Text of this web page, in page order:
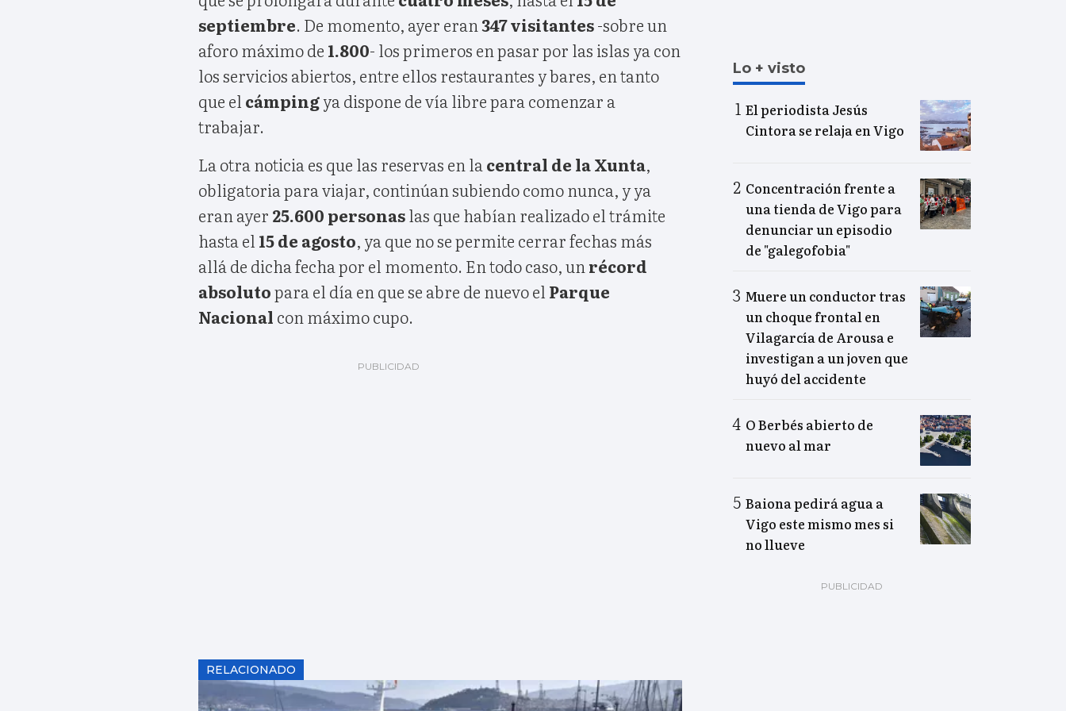
septiembre. De momento, ayer eran 347 visitantes-sobre un
aforo máximo de 1.800- los primeros en pasar por las islas ya con
los servicios abiertos, entre ellos restaurantes y bares, en tanto
que el cámpingya dispone de vía libre para comenzar a
trabajar.
La otra noticia es que las reservas en la central de la Xunta,
obligatoria para viajar, continúan subiendo como nunca, y ya
eran ayer 25.600 personaslas que habían realizado el trámite
hasta el 15 de agosto, ya que no se permite cerrar fechas más
allá de dicha fecha por el momento. En todo caso, un récord
absolutopara el día en que se abre de nuevo el Parque
Nacional con máximo cupo.
RELACIONADO
Lo + visto
El periodista Jesús
Cintora se relaja en Vigo
Concentración frente a
una tienda de Vigo para
denunciar un episodio
de "galegofobia"
Muere un conductor tras
un choque frontal en
Vilagarcía de Arousa e
investigan a un joven que
huyó del accidente
O Berbés abierto de
nuevo al mar
Baiona pedirá agua a
Vigo este mismo mes si
no llueve